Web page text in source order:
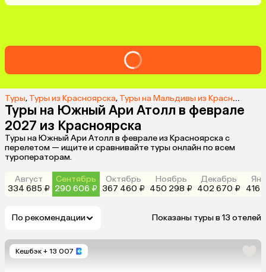
Туры, Туры из Красноярска, Туры на Мальдивы из Красноярска
Туры на Южный Ари Атолл в феврале
2027 из Красноярска
Туры на Южный Ари Атолл в феврале из Красноярска с
перелетом — ищите и сравнивайте туры онлайн по всем
туроператорам.
Август
334 685 ₽
Сентябрь
290 606 ₽
Октябрь
367 460 ₽
Ноябрь
450 298 ₽
Декабрь
402 670 ₽
416
По рекомендации Показаны туры в 13 отелей
Кешбэк + 13 007